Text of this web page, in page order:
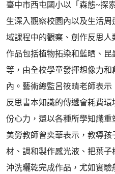
臺中市西屯國小以「森態~探
生深入觀察校園內以及生活
域課程中的觀察、創作反思人
作品包括植物拓染和藍晒、
等，由全校學童發揮想像力
內。藝術總監呂筱晴老師表示
反思書本知識的傳遞會耗費
份心力，還以各種所學知識重
美勞教師曾奕華表示，教導
材、調和製作感光液、把葉
沖洗曬乾完成作品，尤如實